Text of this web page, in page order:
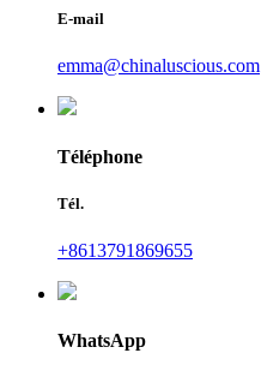
E-mail
emma@chinaluscious.com
Téléphone
Tél.
+8613791869655
WhatsApp